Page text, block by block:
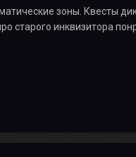
зоны. Квесты
старого инквизитора